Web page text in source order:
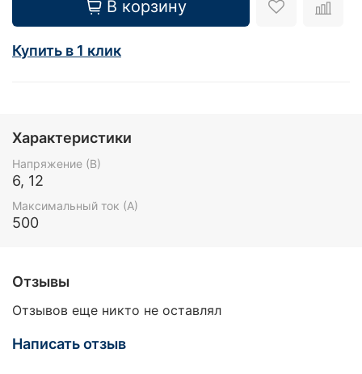
В корзину
Купить в 1 клик
Характеристики
Напряжение (В)
6, 12
Максимальный ток (А)
500
Отзывы
Отзывов еще никто не оставлял
Написать отзыв